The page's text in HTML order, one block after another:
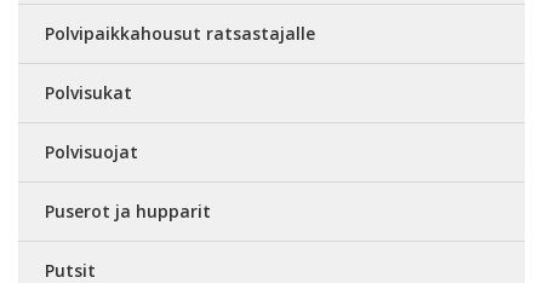
Polvipaikkahousut ratsastajalle
Polvisukat
Polvisuojat
Puserot ja hupparit
Putsit